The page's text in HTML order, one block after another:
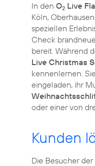
In den O2 Live
Köln,
speziellen
Check
bereit. Während
Live Christmas
kennenlernen.
eingeladen, ihr
oder einer von
Kunden
Die Besucher der